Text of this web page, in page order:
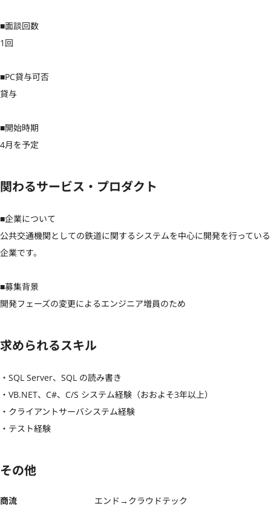
■面談回数
1回
■PC貸与可否
貸与
■開始時期
4月を予定
関わるサービス・プロダクト
■企業について
公共交通機関としての鉄道に関するシステムを中心に開発を行っている
企業です。
■募集背景
開発フェーズの変更によるエンジニア増員のため
求められるスキル
・SQL Server、SQL の読み書き
・VB.NET、C#、C/S システム経験（おおよそ3年以上）
・クライアントサーバシステム経験
・テスト経験
その他
商流
エンド→クラウドテック